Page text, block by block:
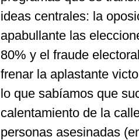
ideas centrales: la
apabullante las
80% y el fraude
frenar la aplastante
lo que sabíamos que
calentamiento de la
personas asesinadas